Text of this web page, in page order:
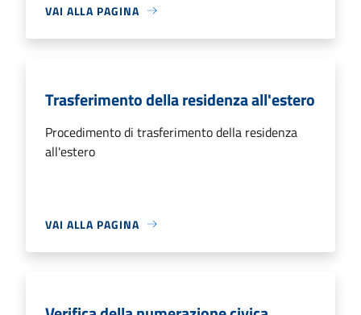
VAI ALLA PAGINA
Trasferimento della residenza all'estero
Procedimento di trasferimento della residenza
all'estero
VAI ALLA PAGINA